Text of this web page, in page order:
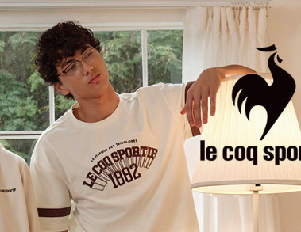
【支払い方法の説明】
1. 分割払いの金額は電信請求書に統合されず、「OP
の締め日後に支払いリマインダーのSMSを送信します
2. SMSのリンクを通じて請求書を開いた後、「コン
湾大直営店舗／銀行振込／街口支払い／iPASS
で支払いを選択できます。
【注意事項】
1. 本サービスは「台湾大哥大株式会社」（以下「当
よって提供され、ユーザーが取引時に本サービスを
スを購入できるようにし、店舗が売買／分割払い売
渡した後、契約に基づいて当社の請求書で帳款を支
す。
2. 「OP Pay Later」を利用する契約関係の目的から
人情報（名前、電話または住所を含む）を台湾大哥
処理および利用するために、当社があなた本人と分
代金納付期限は最短で 14 日以内ですので、ご注意く
プリをダウンロードして AFTEE 会員になるとお支払
以内まで延長できます。
お支払期限は、ショップが請求した期日と、AFTEE
もとに計算されます。AFTEEで注文すると、商品を
期限を延長できますが、商品を期限内に受け取れない
（例：予約商品や商品到着日が比較的遅い商品）。
の有無に関わらず、AFTEEで指定された期限内にお
二、支払い限度額
1.初回 AFTEEを ご利用の際に、認証結果及び当社の
き、限度額が設定されます。
2.決済金額は最低NT$20です。
3.現在、台湾の会員のみご利用いただけます。
送料無料
萊爾富取貨付款
送料無料
付款後萊爾富取貨
送料無料
7-11取貨付款
送料無料
付款後7-11取貨
送料無料
🚴‍♂️ le coq sportif 📌精選6折專區 滿件再享85折
📍本月精選｜精選3折起 🐓公雞牌｜精選6折起
市
🌸2026 春夏新品 🏝️ le coq sportif法國公雞
📍本月精選｜精選3折起 🌡️熱浪來襲：涼感❎